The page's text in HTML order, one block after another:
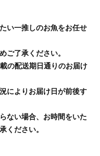
い一推しのお魚をお任せ
ご了承ください。
の配送期日通りのお届け
によりお届け日が前後す
ない場合、お時間をいた
ください。